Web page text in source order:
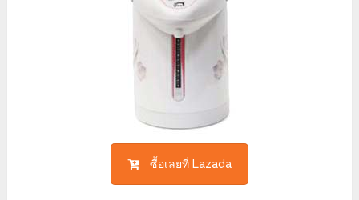
ซื้อเลยที่ Lazada